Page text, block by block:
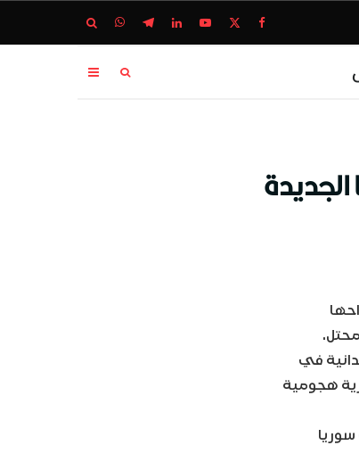
ميدانية في
هجومية